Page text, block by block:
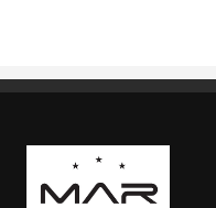
Boutique Mags à Rabais